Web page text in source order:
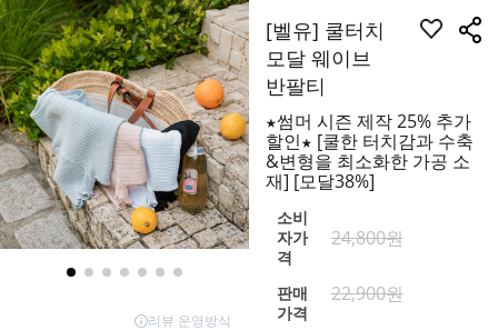
[벨유] 쿨터치
모달 웨이브
반팔티
★썸머 시즌 제작 25% 추가
할인★ [쿨한 터치감과 수축
&변형을 최소화한 가공 소
재] [모달38%]
소비
자가
격
24,800원
판매
가격
22,900원